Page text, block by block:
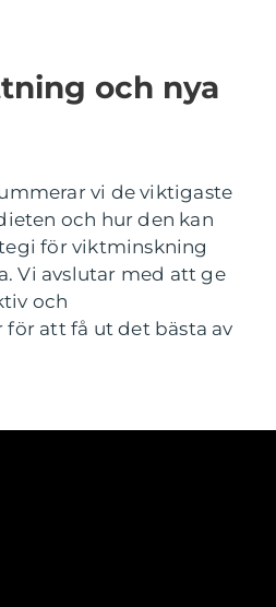
och nya
vi de viktigaste
och hur den kan
för viktminskning
Vi avslutar med att ge
och
att få ut det bästa av